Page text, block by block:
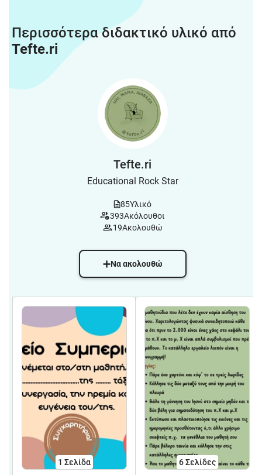
Περισσότερα διδακτικό υλικό από
Tefte.ri
Tefte.ri
Educational Rock Star
85Υλικό
393Ακόλουθοι
19Ακολουθώ
Να ακολουθώ
1 Σελίδα 6Σελίδες